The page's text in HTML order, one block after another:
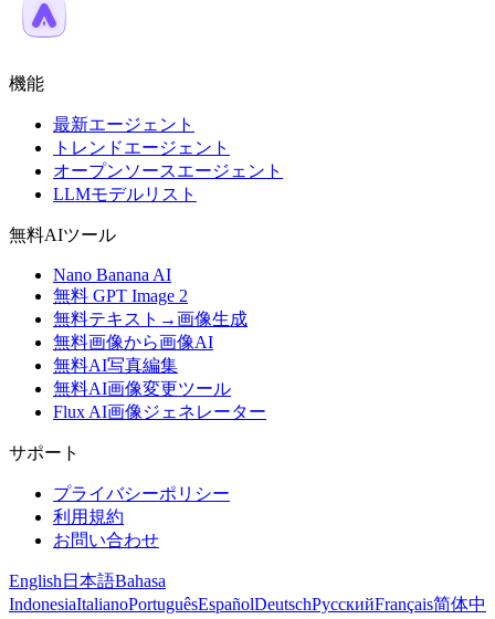
機能
最新エージェント
トレンドエージェント
オープンソースエージェント
LLMモデルリスト
無料AIツール
Nano Banana AI
無料 GPT Image 2
無料テキスト→画像生成
無料画像から画像AI
無料AI写真編集
無料AI画像変更ツール
Flux AI画像ジェネレーター
サポート
プライバシーポリシー
利用規約
お問い合わせ
English 日本語Bahasa
IndonesiaItalianoPortuguêsEspañolDeutschРусскийFrançais简体中